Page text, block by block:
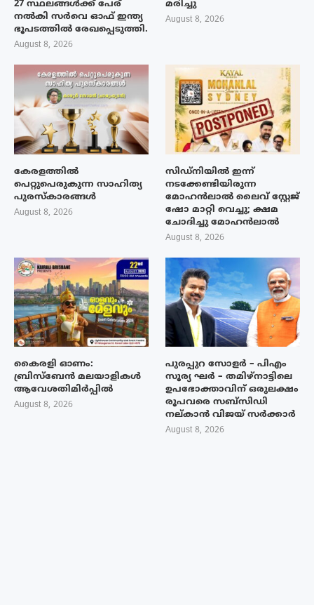
27 സ്ഥലങ്ങൾക്ക് പേര്
നൽകി സർവെ ഓഫ് ഇന്ത്യ
ഭൂപടത്തിൽ രേഖപ്പെടുത്തി.
August 8, 2026
മരിച്ചു
August 8, 2026
കേരളത്തിൽ
പെറ്റുപെരുകുന്ന സാഹിത്യ
പുരസ്‌കാരങ്ങൾ
August 8, 2026
സിഡ്നിയിൽ ഇന്ന്
നടക്കേണ്ടിയിരുന്ന
മോഹൻലാൽ ലൈവ് സ്റ്റേജ്
ഷോ മാറ്റി വെച്ചു; ക്ഷമ
ചോദിച്ചു മോഹൻലാൽ
August 8, 2026
കൈരളി ഓണം:
ബ്രിസ്ബേൻ മലയാളികൾ
ആവേശതിമിർപ്പിൽ
August 8, 2026
പുരപ്പുറ സോളർ – പിഎം
സൂര്യ ഘർ – തമിഴ്നാട്ടിലെ
ഉപഭോക്താവിന് ഒരുലക്ഷം
രൂപവരെ സബ്സിഡി
നല്കാൻ വിജയ് സർക്കാർ
August 8, 2026